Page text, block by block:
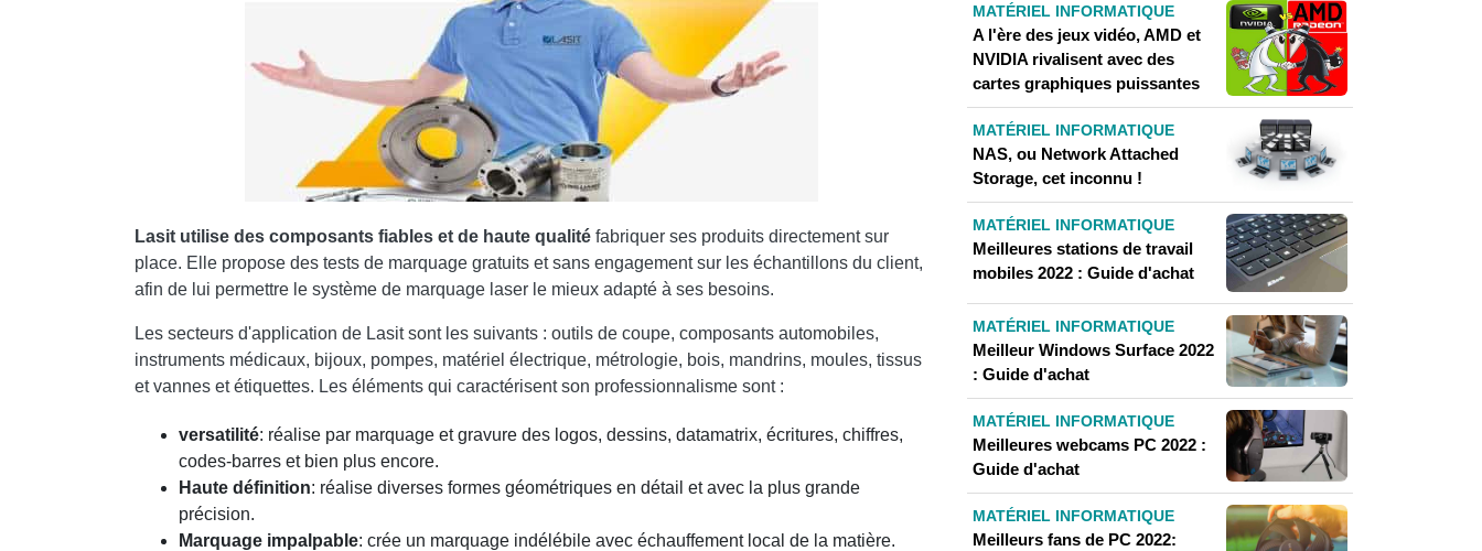
Lasit utilise des composants fiables et de haute qualité fabriquer ses produits directement sur
place. Elle propose des tests de marquage gratuits et sans engagement sur les échantillons du client,
afin de lui permettre le système de marquage laser le mieux adapté à ses besoins.
Les secteurs d'application de Lasit sont les suivants : outils de coupe, composants automobiles,
instruments médicaux, bijoux, pompes, matériel électrique, métrologie, bois, mandrins, moules, tissus
et vannes et étiquettes. Les éléments qui caractérisent son professionnalisme sont :
versatilité: réalise par marquage et gravure des logos, dessins, datamatrix, écritures, chiffres,
codes-barres et bien plus encore.
Haute définition: réalise diverses formes géométriques en détail et avec la plus grande
précision.
Marquage impalpable: crée un marquage indélébile avec échauffement local de la matière.
MATÉRIEL INFORMATIQUE
A l'ère des jeux vidéo, AMD et
NVIDIA rivalisent avec des
cartes graphiques puissantes
MATÉRIEL INFORMATIQUE
NAS, ou Network Attached
Storage, cet inconnu !
MATÉRIEL INFORMATIQUE
Meilleures stations de travail
mobiles 2022 : Guide d'achat
MATÉRIEL INFORMATIQUE
Meilleur Windows Surface 2022
: Guide d'achat
MATÉRIEL INFORMATIQUE
Meilleures webcams PC 2022 :
Guide d'achat
MATÉRIEL INFORMATIQUE
Meilleurs fans de PC 2022: